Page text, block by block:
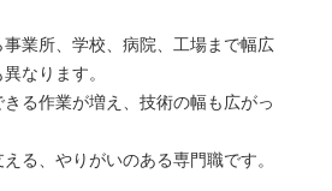
業所、学校、病院、工場まで幅広
なります。
る作業が増え、技術の幅も広がっ
る、やりがいのある専門職です。